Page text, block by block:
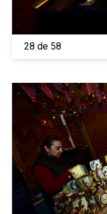
28 de 58